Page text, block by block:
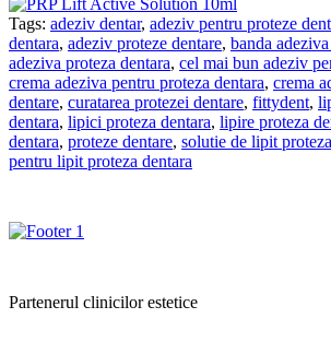
Tags: adeziv dentar, adeziv pentru proteze
dentara, adeziv proteze dentare, banda
adeziva proteza dentara, cel mai bun adeziv
crema adeziva pentru proteza dentara, crema
dentare, curatarea protezei dentare, fittydent,
dentara, lipici proteza dentara, lipire proteza
dentara, proteze dentare, solutie de lipit
pentru lipit proteza dentara
Partenerul clinicilor estetice